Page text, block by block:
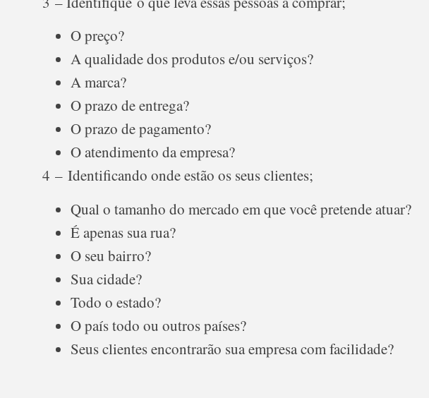
O preço?
A qualidade dos produtos e/ou serviços?
A marca?
O prazo de entrega?
O prazo de pagamento?
O atendimento da empresa?
4 – Identificando onde estão os seus clientes;
Qual o tamanho do mercado em que você pretende atuar?
É apenas sua rua?
O seu bairro?
Sua cidade?
Todo o estado?
O país todo ou outros países?
Seus clientes encontrarão sua empresa com facilidade?